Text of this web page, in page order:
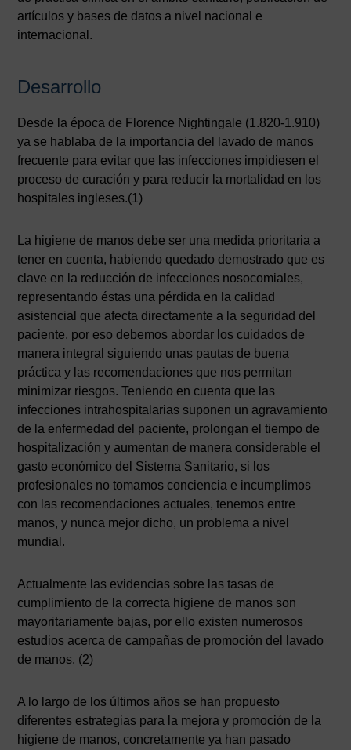
artículos y bases de datos a nivel nacional e
internacional.
Desarrollo
Desde la época de Florence Nightingale (1.820-1.910)
ya se hablaba de la importancia del lavado de manos
frecuente para evitar que las infecciones impidiesen el
proceso de curación y para reducir la mortalidad en los
hospitales ingleses.(1)
La higiene de manos debe ser una medida prioritaria a
tener en cuenta, habiendo quedado demostrado que es
clave en la reducción de infecciones nosocomiales,
representando éstas una pérdida en la calidad
asistencial que afecta directamente a la seguridad del
paciente, por eso debemos abordar los cuidados de
manera integral siguiendo unas pautas de buena
práctica y las recomendaciones que nos permitan
minimizar riesgos. Teniendo en cuenta que las
infecciones intrahospitalarias suponen un agravamiento
de la enfermedad del paciente, prolongan el tiempo de
hospitalización y aumentan de manera considerable el
gasto económico del Sistema Sanitario, si los
profesionales no tomamos conciencia e incumplimos
con las recomendaciones actuales, tenemos entre
manos, y nunca mejor dicho, un problema a nivel
mundial.
Actualmente las evidencias sobre las tasas de
cumplimiento de la correcta higiene de manos son
mayoritariamente bajas, por ello existen numerosos
estudios acerca de campañas de promoción del lavado
de manos. (2)
A lo largo de los últimos años se han propuesto
diferentes estrategias para la mejora y promoción de la
higiene de manos, concretamente ya han pasado